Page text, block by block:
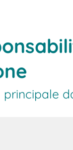
principale